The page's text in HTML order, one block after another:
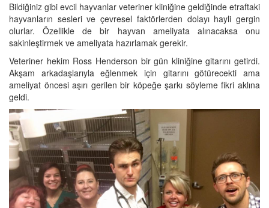
Bildiğiniz gibi evcil hayvanlar veteriner kliniğine geldiğinde etraftaki
hayvanların sesleri ve çevresel faktörlerden dolayı hayli gergin
olurlar. Özellikle de bir hayvan ameliyata alınacaksa onu
sakinleştirmek ve ameliyata hazırlamak gerekir.
Veteriner hekim Ross Henderson bir gün kliniğine gitarını getirdi.
Akşam arkadaşlarıyla eğlenmek için gitarını götürecekti ama
ameliyat öncesi aşırı gerilen bir köpeğe şarkı söyleme fikri aklına
geldi.